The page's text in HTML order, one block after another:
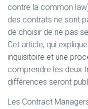
contre la common
des contrats ne sont
de choisir de ne pas
Cet article, qui
inquisitoire et une
comprendre les deux
différences seront
Les Contract